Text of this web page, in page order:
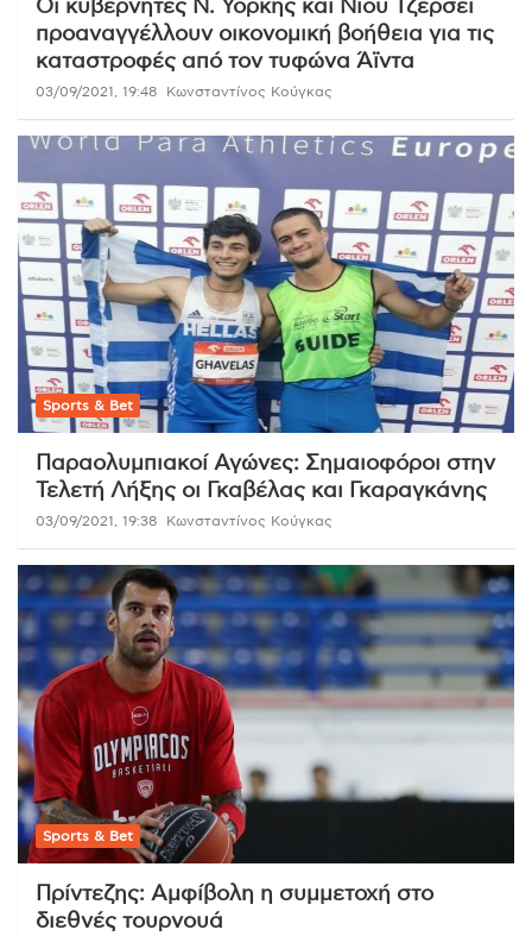
Οι κυβερνήτες Ν. Υόρκης και Νιου Τζέρσεϊ
προαναγγέλλουν οικονομική βοήθεια για τις
καταστροφές από τον τυφώνα Άϊντα
03/09/2021, 19:48 Κωνσταντίνος Κούγκας
Sports & Bet
Παραολυμπιακοί Αγώνες: Σημαιοφόροι στην
Τελετή Λήξης οι Γκαβέλας και Γκαραγκάνης
03/09/2021, 19:38 Κωνσταντίνος Κούγκας
Sports & Bet
Πρίντεζης: Αμφίβολη η συμμετοχή στο
διεθνές τουρνουά